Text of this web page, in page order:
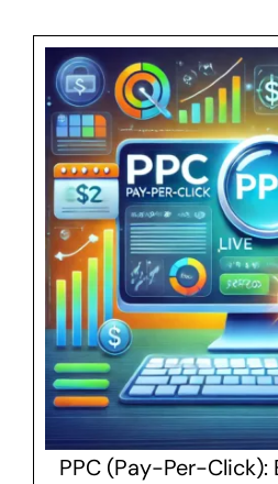
PPC (Pay-Per-Click):